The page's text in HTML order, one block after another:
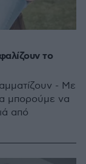
το
- Με
μπορούμε να
από